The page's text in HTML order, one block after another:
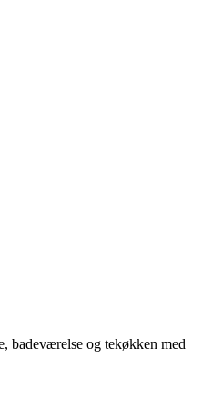
badeværelse og tekøkken med